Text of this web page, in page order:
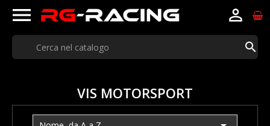
 

VIS MOTORSPORT